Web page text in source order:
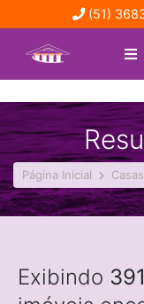
(51)
Página Inicial
Exibindo 391